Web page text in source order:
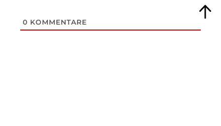
0 KOMMENTARE